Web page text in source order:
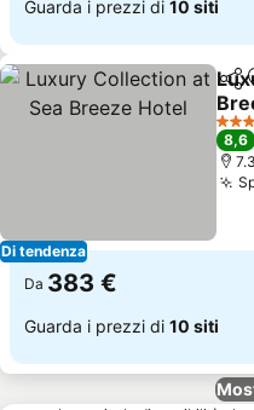
Guarda i prezzi di 10 siti
Di tendenza
4
8,6
Da 383 €
Guarda i prezzi di 10 siti